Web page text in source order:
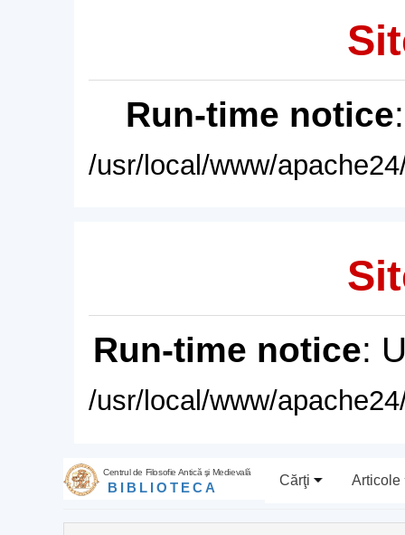
Run-time notice
/usr/local/www/
Run-time notice:
/usr/local/www/
Centrul de Filosofie Antică şi Medievală
BIBLIOTECA Cărţi Articole